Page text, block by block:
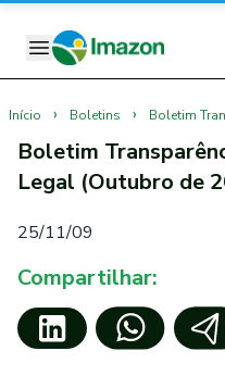
Início › Boletins › Boletim
Boletim
Legal (Outubro de
25/11/09
Compartilhar: